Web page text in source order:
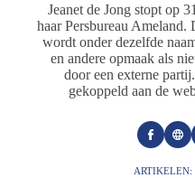
Jeanet de Jong stopt op
haar Persbureau
wordt onder dezelfde
en andere opmaak als
door een externe
gekoppeld aan de
ARTIKELEN: